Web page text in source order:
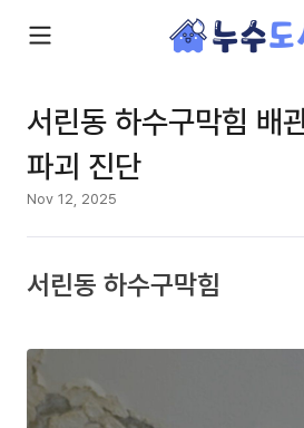
서린동 하수구막힘 배
파괴 진단
Nov 12, 2025
서린동 하수구막힘